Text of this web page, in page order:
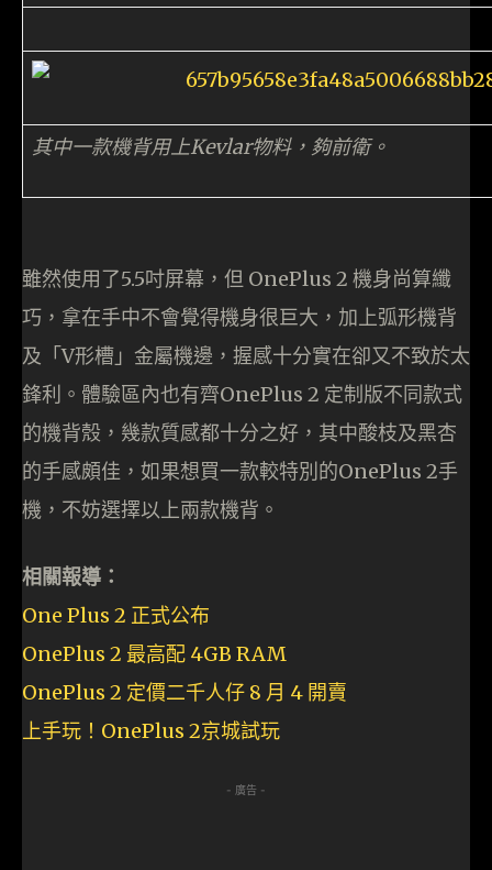
其中一款機背用上Kevlar物料，夠前衛。
雖然使用了5.5吋屏幕，但 OnePlus 2 機身尚算纖
巧，拿在手中不會覺得機身很巨大，加上弧形機背
及「V形槽」金屬機邊，握感十分實在卻又不致於太
鋒利。體驗區內也有齊OnePlus 2 定制版不同款式
的機背殼，幾款質感都十分之好，其中酸枝及黑杏
的手感頗佳，如果想買一款較特別的OnePlus 2手
機，不妨選擇以上兩款機背。
相關報導：
One Plus 2 正式公布
OnePlus 2 最高配 4GB RAM
OnePlus 2 定價二千人仔 8 月 4 開賣
上手玩！OnePlus 2京城試玩
- 廣告 -